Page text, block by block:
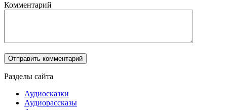
Комментарий
Разделы сайта
Аудиосказки
Аудиорассказы